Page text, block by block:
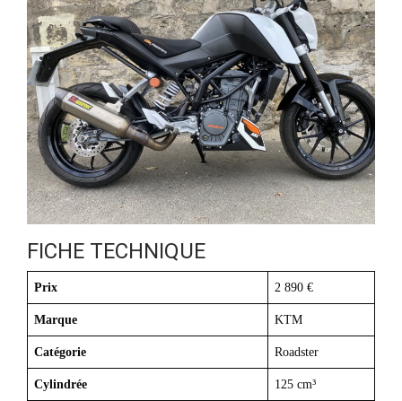
FICHE TECHNIQUE
Prix 2 890 €
Marque KTM
Catégorie Roadster
Cylindrée 125 cm³